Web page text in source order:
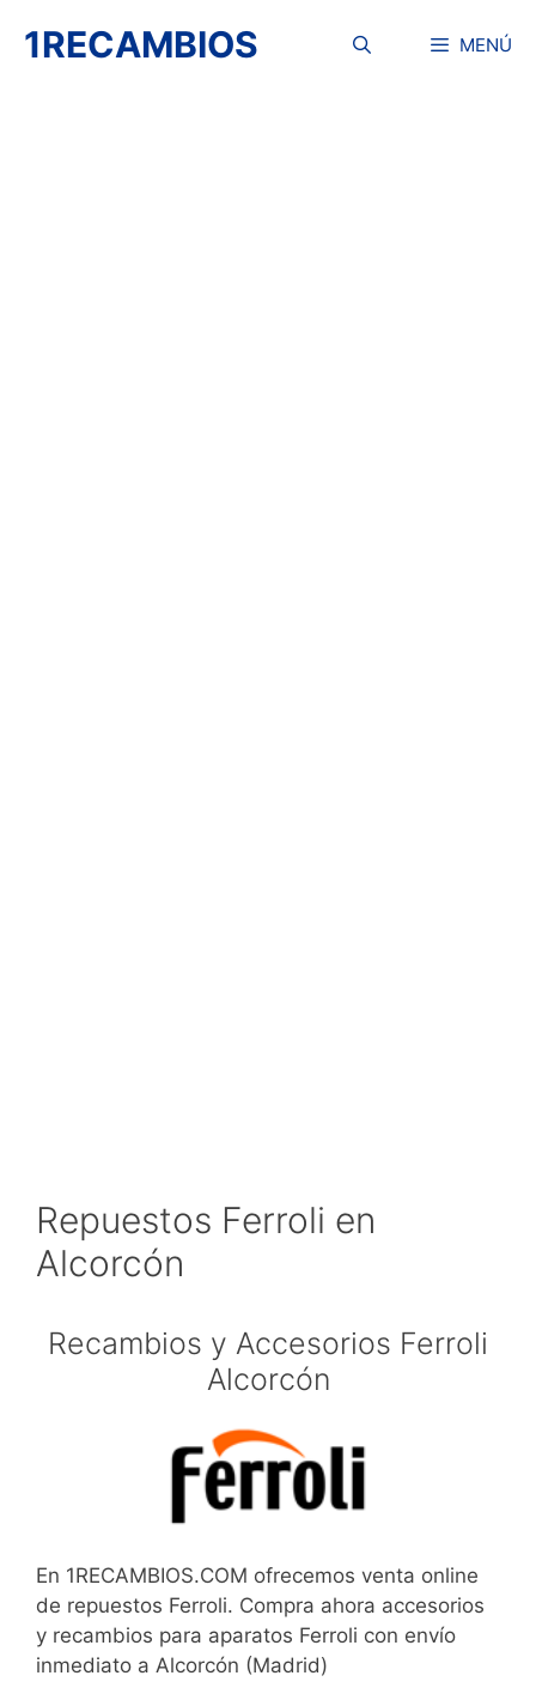
1RECAMBIOS MENÚ
Repuestos Ferroli en
Alcorcón
Recambios y Accesorios Ferroli
Alcorcón
En 1RECAMBIOS.COM ofrecemos venta online
de repuestos Ferroli. Compra ahora accesorios
y recambios para aparatos Ferroli con envío
inmediato a Alcorcón (Madrid)